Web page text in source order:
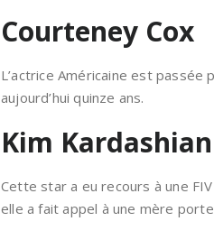
Courteney Cox
L’actrice Américaine est
aujourd’hui quinze ans.
Kim Kardashian
Cette star a eu recours à une
elle a fait appel à une mère